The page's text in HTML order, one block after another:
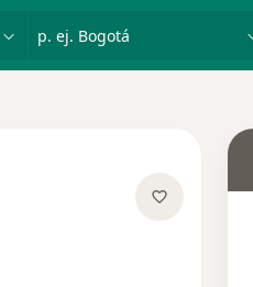
p. ej. Bogotá